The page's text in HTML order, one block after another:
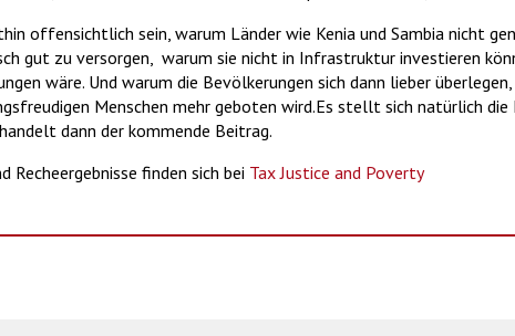
offensichtlich sein, warum Länder wie Kenia und Sambia nicht
gut zu versorgen, warum sie nicht in Infrastruktur investieren
wäre. Und warum die Bevölkerungen sich dann lieber
Menschen mehr geboten wird.Es stellt sich natürlich
dann der kommende Beitrag.
Recheergebnisse finden sich bei Tax Justice and Poverty